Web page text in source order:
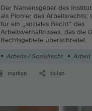
Der Namensgeber des
als Pionier des Arbeitsrechts;
für ein „soziales Recht“ des
Arbeitsverhältnisses, das die
Rechtsgebiete überschreitet.
Arbeits-/ Sozialrecht Arbeit
merken teilen